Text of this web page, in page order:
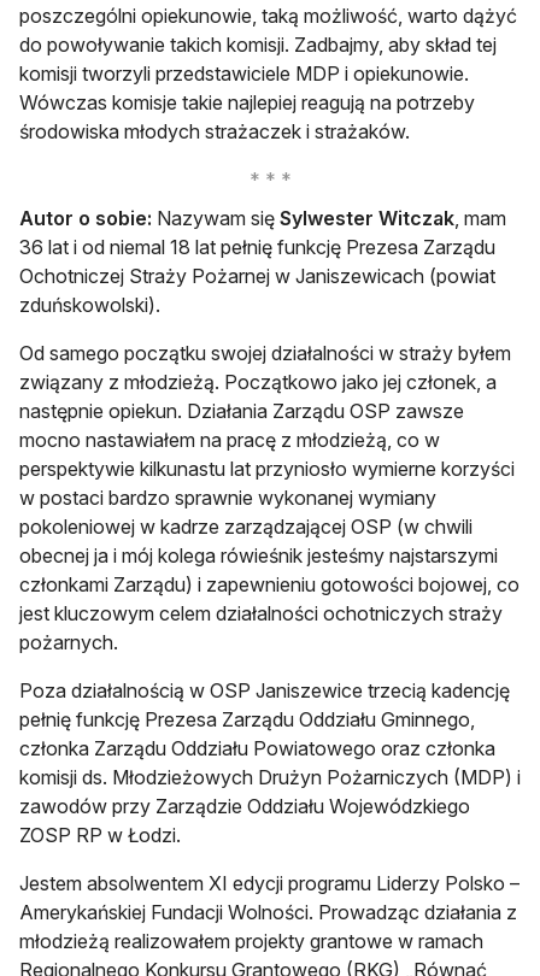
poszczególni opiekunowie, taką możliwość, warto dążyć
do powoływanie takich komisji. Zadbajmy, aby skład tej
komisji tworzyli przedstawiciele MDP i opiekunowie.
Wówczas komisje takie najlepiej reagują na potrzeby
środowiska młodych strażaczek i strażaków.
Autor o sobie: Nazywam się Sylwester Witczak , mam
36 lat i od niemal 18 lat pełnię funkcję Prezesa Zarządu
Ochotniczej Straży Pożarnej w Janiszewicach (powiat
zduńskowolski).
Od samego początku swojej działalności w straży byłem
związany z młodzieżą. Początkowo jako jej członek, a
następnie opiekun. Działania Zarządu OSP zawsze
mocno nastawiałem na pracę z młodzieżą, co w
perspektywie kilkunastu lat przyniosło wymierne korzyści
w postaci bardzo sprawnie wykonanej wymiany
pokoleniowej w kadrze zarządzającej OSP (w chwili
obecnej ja i mój kolega rówieśnik jesteśmy najstarszymi
członkami Zarządu) i zapewnieniu gotowości bojowej, co
jest kluczowym celem działalności ochotniczych straży
pożarnych.
Poza działalnością w OSP Janiszewice trzecią kadencję
pełnię funkcję Prezesa Zarządu Oddziału Gminnego,
członka Zarządu Oddziału Powiatowego oraz członka
komisji ds. Młodzieżowych Drużyn Pożarniczych (MDP) i
zawodów przy Zarządzie Oddziału Wojewódzkiego
ZOSP RP w Łodzi.
Jestem absolwentem XI edycji programu Liderzy Polsko –
Amerykańskiej Fundacji Wolności. Prowadząc działania z
młodzieżą realizowałem projekty grantowe w ramach
Regionalnego Konkursu Grantowego (RKG) „Równać